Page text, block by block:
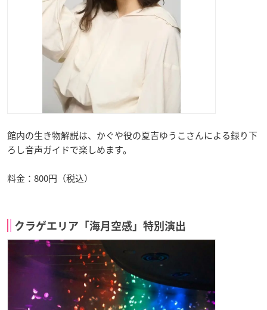
館内の生き物解説は、かぐや役の夏吉ゆうこさんによる録り下
ろし音声ガイドで楽しめます。
料金：800円（税込）
クラゲエリア「海月空感」特別演出